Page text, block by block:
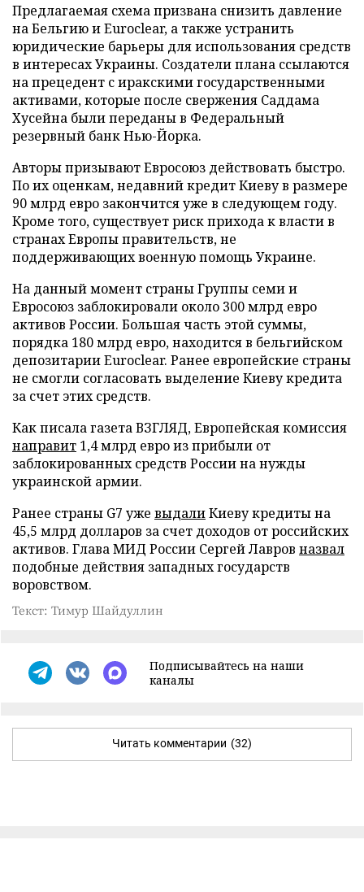
Предлагаемая схема призвана снизить давление
на Бельгию и Euroclear, а также устранить
юридические барьеры для использования средств
в интересах Украины. Создатели плана ссылаются
на прецедент с иракскими государственными
активами, которые после свержения Саддама
Хусейна были переданы в Федеральный
резервный банк Нью-Йорка.
Авторы призывают Евросоюз действовать быстро.
По их оценкам, недавний кредит Киеву в размере
90 млрд евро закончится уже в следующем году.
Кроме того, существует риск прихода к власти в
странах Европы правительств, не
поддерживающих военную помощь Украине.
На данный момент страны Группы семи и
Евросоюз заблокировали около 300 млрд евро
активов России. Большая часть этой суммы,
порядка 180 млрд евро, находится в бельгийском
депозитарии Euroclear. Ранее европейские страны
не смогли согласовать выделение Киеву кредита
за счет этих средств.
Как писала газета ВЗГЛЯД, Европейская комиссия
направит 1,4 млрд евро из прибыли от
заблокированных средств России на нужды
украинской армии.
Ранее страны G7 уже выдалиКиеву кредиты на
45,5 млрд долларов за счет доходов от российских
активов. Глава МИД России Сергей Лавров назвал
подобные действия западных государств
воровством.
Текст: Тимур Шайдуллин
Подписывайтесь на наши
каналы
Читать комментарии (32)